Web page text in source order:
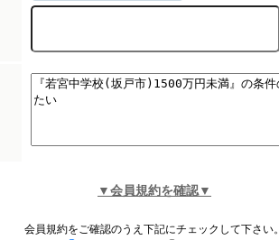
▼会員規約を確認▼
会員規約をご確認のうえ下記にチェックして下さい。